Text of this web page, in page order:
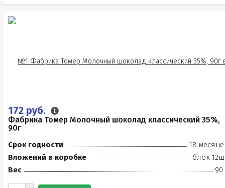
172 руб.
Фабрика Томер Молочный шоколад классический 35%,
90г
Срок годности
18
Вложений в коробке
блок
Вес
90